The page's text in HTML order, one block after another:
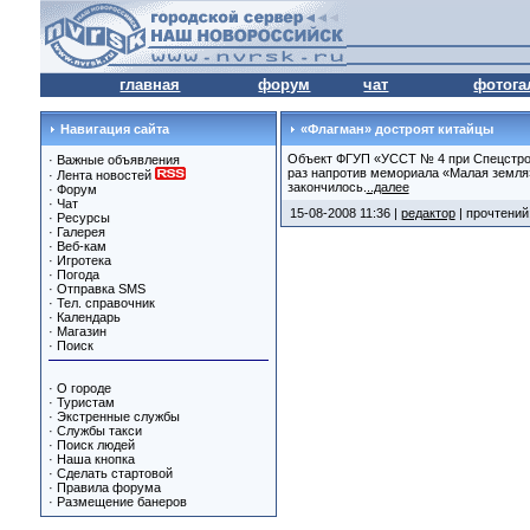
главная форум чат
Навигация сайта
· Важные объявления
· Лента новостей
· Форум
· Чат
· Ресурсы
· Галерея
· Веб-кам
· Игротека
· Погода
· Отправка SMS
· Тел. справочник
· Календарь
· Магазин
· Поиск
· О городе
· Туристам
· Экстренные службы
· Службы такси
· Поиск людей
· Наша кнопка
· Сделать стартовой
· Правила форума
· Размещение банеров
«Флагман» достроят китайцы
Объект ФГУП «УССТ № 4 при Спецстрое
раз напротив мемориала «Малая
закончилось.
..далее
15-08-2008 11:36 | редактор|